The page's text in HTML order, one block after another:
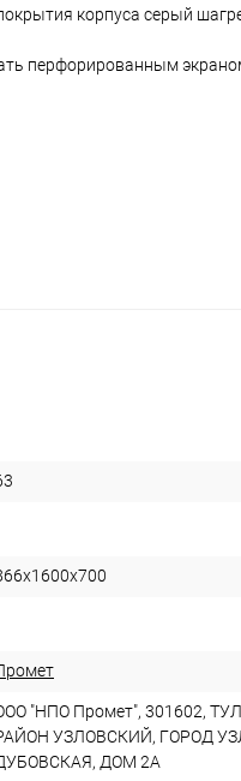
корпуса серый
перфорированным
"НПО Промет", 301602,
УЗЛОВСКИЙ, ГОРОД
ДОМ 2А